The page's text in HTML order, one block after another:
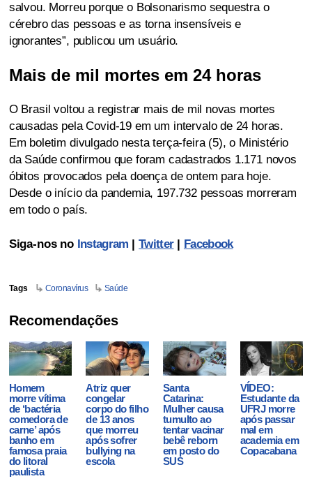
salvou. Morreu porque o Bolsonarismo sequestra o
cérebro das pessoas e as torna insensíveis e
ignorantes”, publicou um usuário.
Mais de mil mortes em 24 horas
O Brasil voltou a registrar mais de mil novas mortes
causadas pela Covid-19 em um intervalo de 24 horas.
Em boletim divulgado nesta terça-feira (5), o Ministério
da Saúde confirmou que foram cadastrados 1.171 novos
óbitos provocados pela doença de ontem para hoje.
Desde o início da pandemia, 197.732 pessoas morreram
em todo o país.
Siga-nos no Instagram |Twitter| Facebook
Tags Coronavírus Saúde
Recomendações
Homem
morre vítima
de ‘bactéria
comedora de
carne’ após
banho em
famosa praia
do litoral
paulista
Atriz quer
congelar
corpo do filho
de 13 anos
que morreu
após sofrer
bullying na
escola
Santa
Catarina:
Mulher causa
tumulto ao
tentar vacinar
bebê reborn
em posto do
SUS
VÍDEO:
Estudante da
UFRJ morre
após passar
mal em
academia em
Copacabana